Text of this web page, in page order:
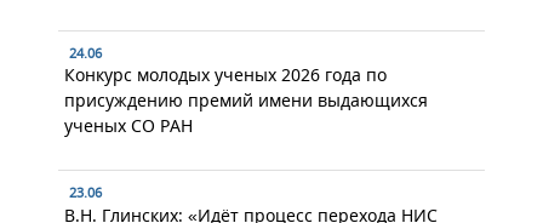
24.06
Конкурс молодых ученых 2026 года по
присуждению премий имени выдающихся
ученых СО РАН
23.06
В.Н. Глинских: «Идёт процесс перехода НИС